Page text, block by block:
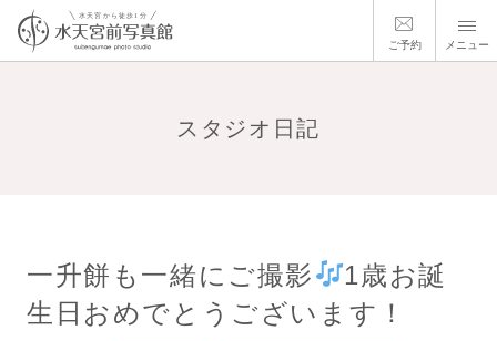
ご予約 メニュー
スタジオ日記
一升餅も一緒にご撮影
1歳お誕
生日おめでとうございます！